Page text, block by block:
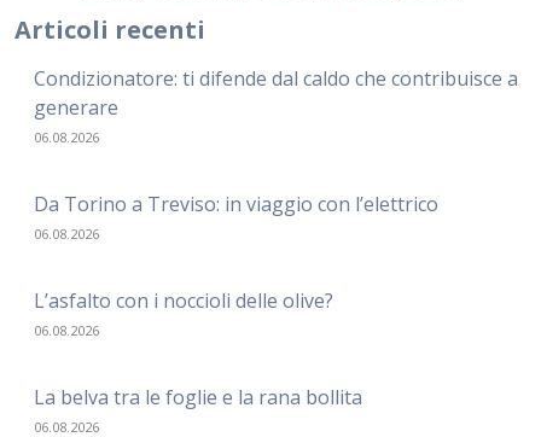
Articoli recenti
Condizionatore: ti difende dal caldo che contribuisce a
generare
06.08.2026
Da Torino a Treviso: in viaggio con l’elettrico
06.08.2026
L’asfalto con i noccioli delle olive?
06.08.2026
La belva tra le foglie e la rana bollita
06.08.2026